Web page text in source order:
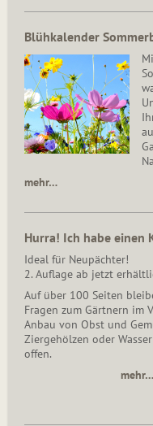
Blühkalender
mehr…
Hurra! Ich habe einen
Ideal für Neupächter!
2. Auflage ab jetzt
Auf über 100 Seiten
Fragen zum Gärtnern im
Anbau von Obst und
Ziergehölzen oder
offen.
mehr…